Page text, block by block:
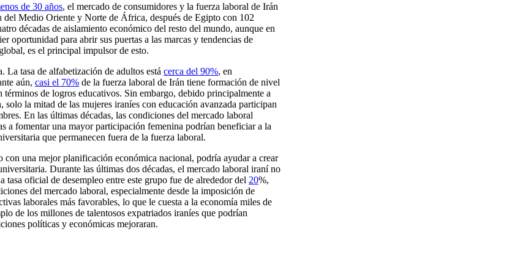
de 30 años, el mercado de consumidores y la fuerza laboral de Irán
del Medio Oriente y Norte de África, después de Egipto con 102
décadas de aislamiento económico del resto del mundo, aunque en
oportunidad para abrir sus puertas a las marcas y tendencias de
es el principal impulsor de esto.
tasa de alfabetización de adultos está cerca del 90%, en
aún, casi el 70% de la fuerza laboral de Irán tiene formación de nivel
de logros educativos. Sin embargo, debido principalmente a
solo la mitad de las mujeres iraníes con educación avanzada participan
En las últimas décadas, las condiciones del mercado laboral
a fomentar una mayor participación femenina podrían beneficiar a la
que permanecen fuera de la fuerza laboral.
una mejor planificación económica nacional, podría ayudar a crear
Durante las últimas dos décadas, el mercado laboral iraní no
oficial de desempleo entre este grupo fue de alrededor del 20%,
del mercado laboral, especialmente desde la imposición de
laborales más favorables, lo que le cuesta a la economía miles de
de los millones de talentosos expatriados iraníes que podrían
políticas y económicas mejoraran.